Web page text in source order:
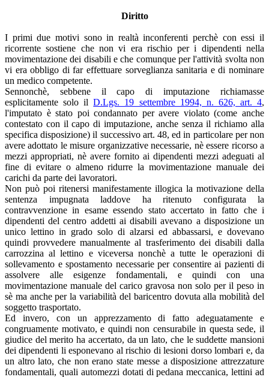
Diritto
I primi due motivi sono in realtà inconferenti perchè con essi il
ricorrente sostiene che non vi era rischio per i dipendenti nella
movimentazione dei disabili e che comunque per l'attività svolta non
vi era obbligo di far effettuare sorveglianza sanitaria e di nominare
un medico competente.
Sennonchè, sebbene il capo di imputazione richiamasse
esplicitamente solo ilD.Lgs. 19 settembre 1994, n. 626, art. 4,
l'imputato è stato poi condannato per avere violato (come anche
contestato con il capo di imputazione, anche senza il richiamo alla
specifica disposizione) il successivo art. 48, ed in particolare per non
avere adottato le misure organizzative necessarie, nè essere ricorso a
mezzi appropriati, nè avere fornito ai dipendenti mezzi adeguati al
fine di evitare o almeno ridurre la movimentazione manuale dei
carichi da parte dei lavoratori.
Non può poi ritenersi manifestamente illogica la motivazione della
sentenza impugnata laddove ha ritenuto configurata la
contravvenzione in esame essendo stato accertato in fatto che i
dipendenti del centro addetti ai disabili avevano a disposizione un
unico lettino in grado solo di alzarsi ed abbassarsi, e dovevano
quindi provvedere manualmente al trasferimento dei disabili dalla
carrozzina al lettino e viceversa nonchè a tutte le operazioni di
sollevamento e spostamento necessarie per consentire ai pazienti di
assolvere alle esigenze fondamentali, e quindi con una
movimentazione manuale del carico gravosa non solo per il peso in
sè ma anche per la variabilità del baricentro dovuta alla mobilità del
soggetto trasportato.
Ed invero, con un apprezzamento di fatto adeguatamente e
congruamente motivato, e quindi non censurabile in questa sede, il
giudice del merito ha accertato, da un lato, che le suddette mansioni
dei dipendenti li esponevano al rischio di lesioni dorso lombari e, da
un altro lato, che non erano state messe a disposizione attrezzature
fondamentali, quali automezzi dotati di pedana meccanica, lettini ad